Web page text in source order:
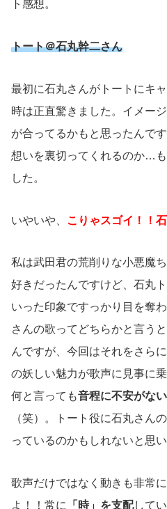
ト感想。
トート＠石丸幹二さん
最初に石丸さんがトートにキ
時は正直驚きました。イメー
が合ってるかもと思ったんで
想いを裏切ってくれるのか…
した。
いやいや、 こりゃスゴイ！！
私は武田君の荒削りな小悪魔
好きだったんですけど、石丸
いった印象ですっかり目を奪
さんの歌ってどちらかと言う
んですが、今回はそれをさら
の妖しい魅力が歌声に見事に
何と言っても音程に不安がない
（笑）。トート役に石丸さん
っているのかもしれないと思い
歌声だけではなく動きも非常
よ！！常に
「時」を支配して